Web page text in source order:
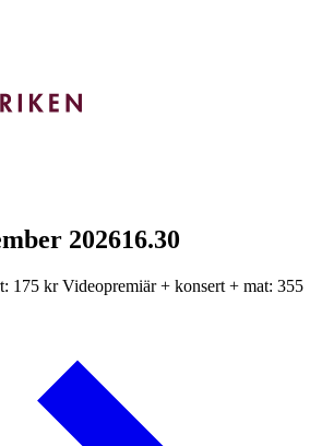
202616.30
175 kr Videopremiär + konsert + mat: 355